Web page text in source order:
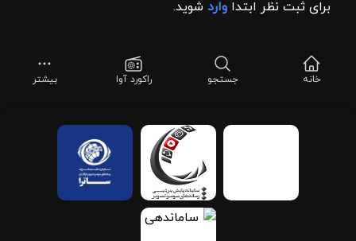
برای ثبت نظر ابتدا وارد شوید.
خانه جستجو راکورد آوا بیشتر